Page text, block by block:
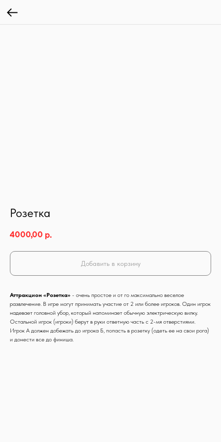
Розетка
4000,00 р.
Добавить в корзину
Аттракцион «Розетка» - очень простое и от го максимально веселое
развлечение. В игре могут принимать участие от 2 или более игроков. Один игрок
надевает головной убор, который напоминает обычную электрическую вилку.
Остальной игрок (игроки) берут в руки ответную часть с 2-мя отверстиями.
Игрок А должен добежать до игрока Б, попасть в розетку (одеть ее на свои рога)
и донести все до финиша.